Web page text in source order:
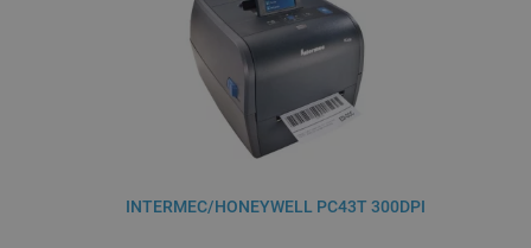
INTERMEC/HONEYWELL PC43T 300DPI